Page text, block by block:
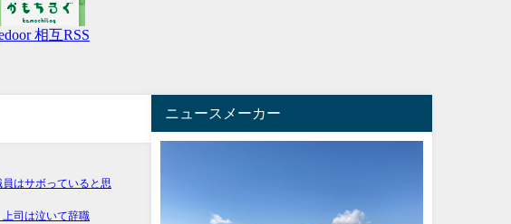
ニュースメーカー